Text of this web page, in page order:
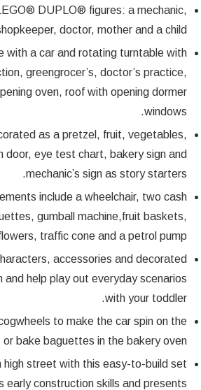
DUPLO® figures: a mechanic,
doctor, mother and a child.
with a car and rotating turntable with
greengrocer’s, doctor’s practice,
oven, roof with opening dormer
windows.
as a pretzel, fruit, vegetables,
door, eye test chart, bakery sign and
mechanic’s sign as story starters.
include a wheelchair, two cash
gumball machine,fruit baskets,
traffic cone and a petrol pump.
accessories and decorated
and help play out everyday scenarios
with your toddler.
to make the car spin on the
bake baguettes in the bakery oven.
high street with this easy-to-build set
early construction skills and presents